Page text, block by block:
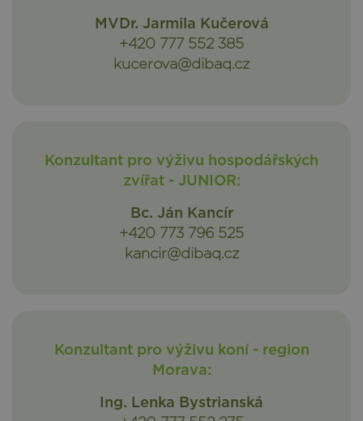
MVDr. Jarmila Kučerová
+420 777 552 385
kucerova@dibaq.cz
Konzultant pro výživu hospodářských
zvířat - JUNIOR:
Bc. Ján Kancír
+420 773 796 525
kancir@dibaq.cz
Konzultant pro výživu koní - region
Morava:
Ing. Lenka Bystrianská